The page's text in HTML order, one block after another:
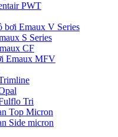
PWT
bơi Emaux V Series
S Series
CF
Emaux MFV
Tri
Top Micron
Side micron